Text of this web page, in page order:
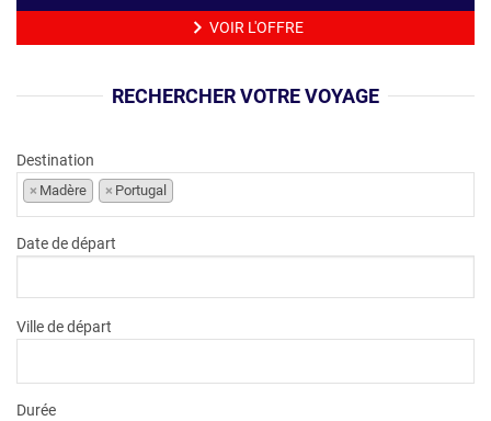
VOIR L'OFFRE
RECHERCHER VOTRE VOYAGE
Destination
× Madère × Portugal
Date de départ
Ville de départ
Durée